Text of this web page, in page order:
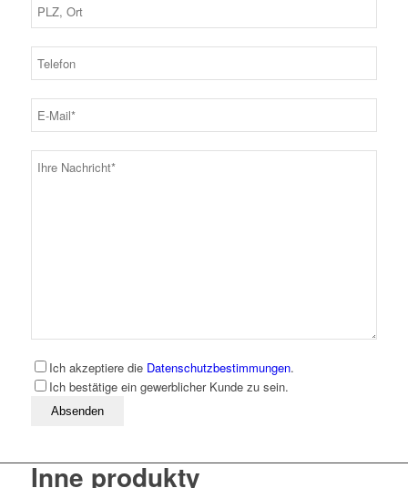
Ich akzeptiere die Datenschutzbestimmungen.
Ich bestätige ein gewerblicher Kunde zu sein.
Bitte lassen Sie dieses Feld leer
Inne produkty